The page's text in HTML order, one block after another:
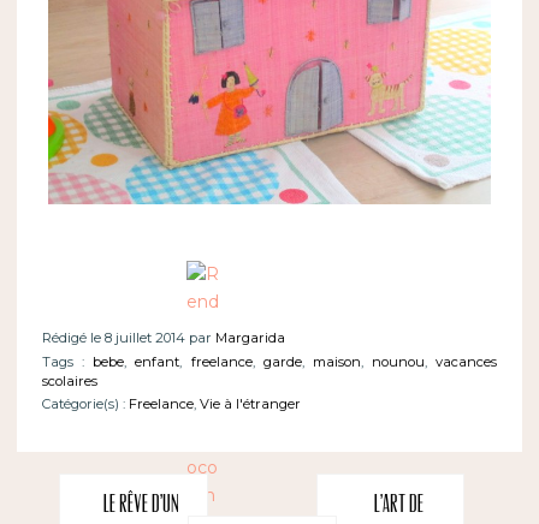
Rédigé le 8 juillet 2014 par Margarida
Tags : bebe ,enfant freelance, garde, maison nounou ,vacances
scolaires
Catégorie(s) : Freelance, Vie à l'étranger
Le rêve d’un
L’art de